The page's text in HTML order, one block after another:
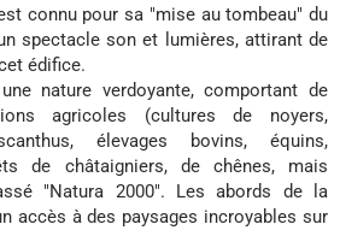
connu pour sa "mise au tombeau" du
spectacle son et lumières, attirant de
édifice.
nature verdoyante, comportant de
agricoles (cultures de noyers,
élevages bovins, équins,
de châtaigniers, de chênes, mais
"Natura 2000". Les abords de la
accès à des paysages incroyables sur